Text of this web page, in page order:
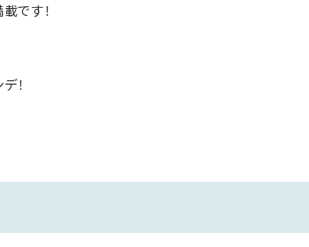
です！
！
ング